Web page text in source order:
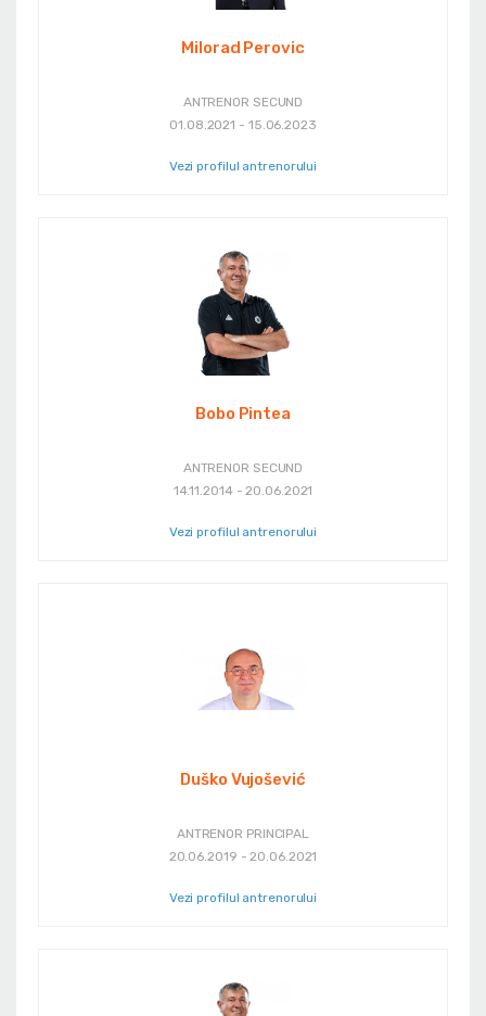
Milorad Perovic
ANTRENOR SECUND
01.08.2021 - 15.06.2023
Vezi profilul antrenorului
Bobo Pintea
ANTRENOR SECUND
14.11.2014 - 20.06.2021
Vezi profilul antrenorului
Duško Vujošević
ANTRENOR PRINCIPAL
20.06.2019 - 20.06.2021
Vezi profilul antrenorului